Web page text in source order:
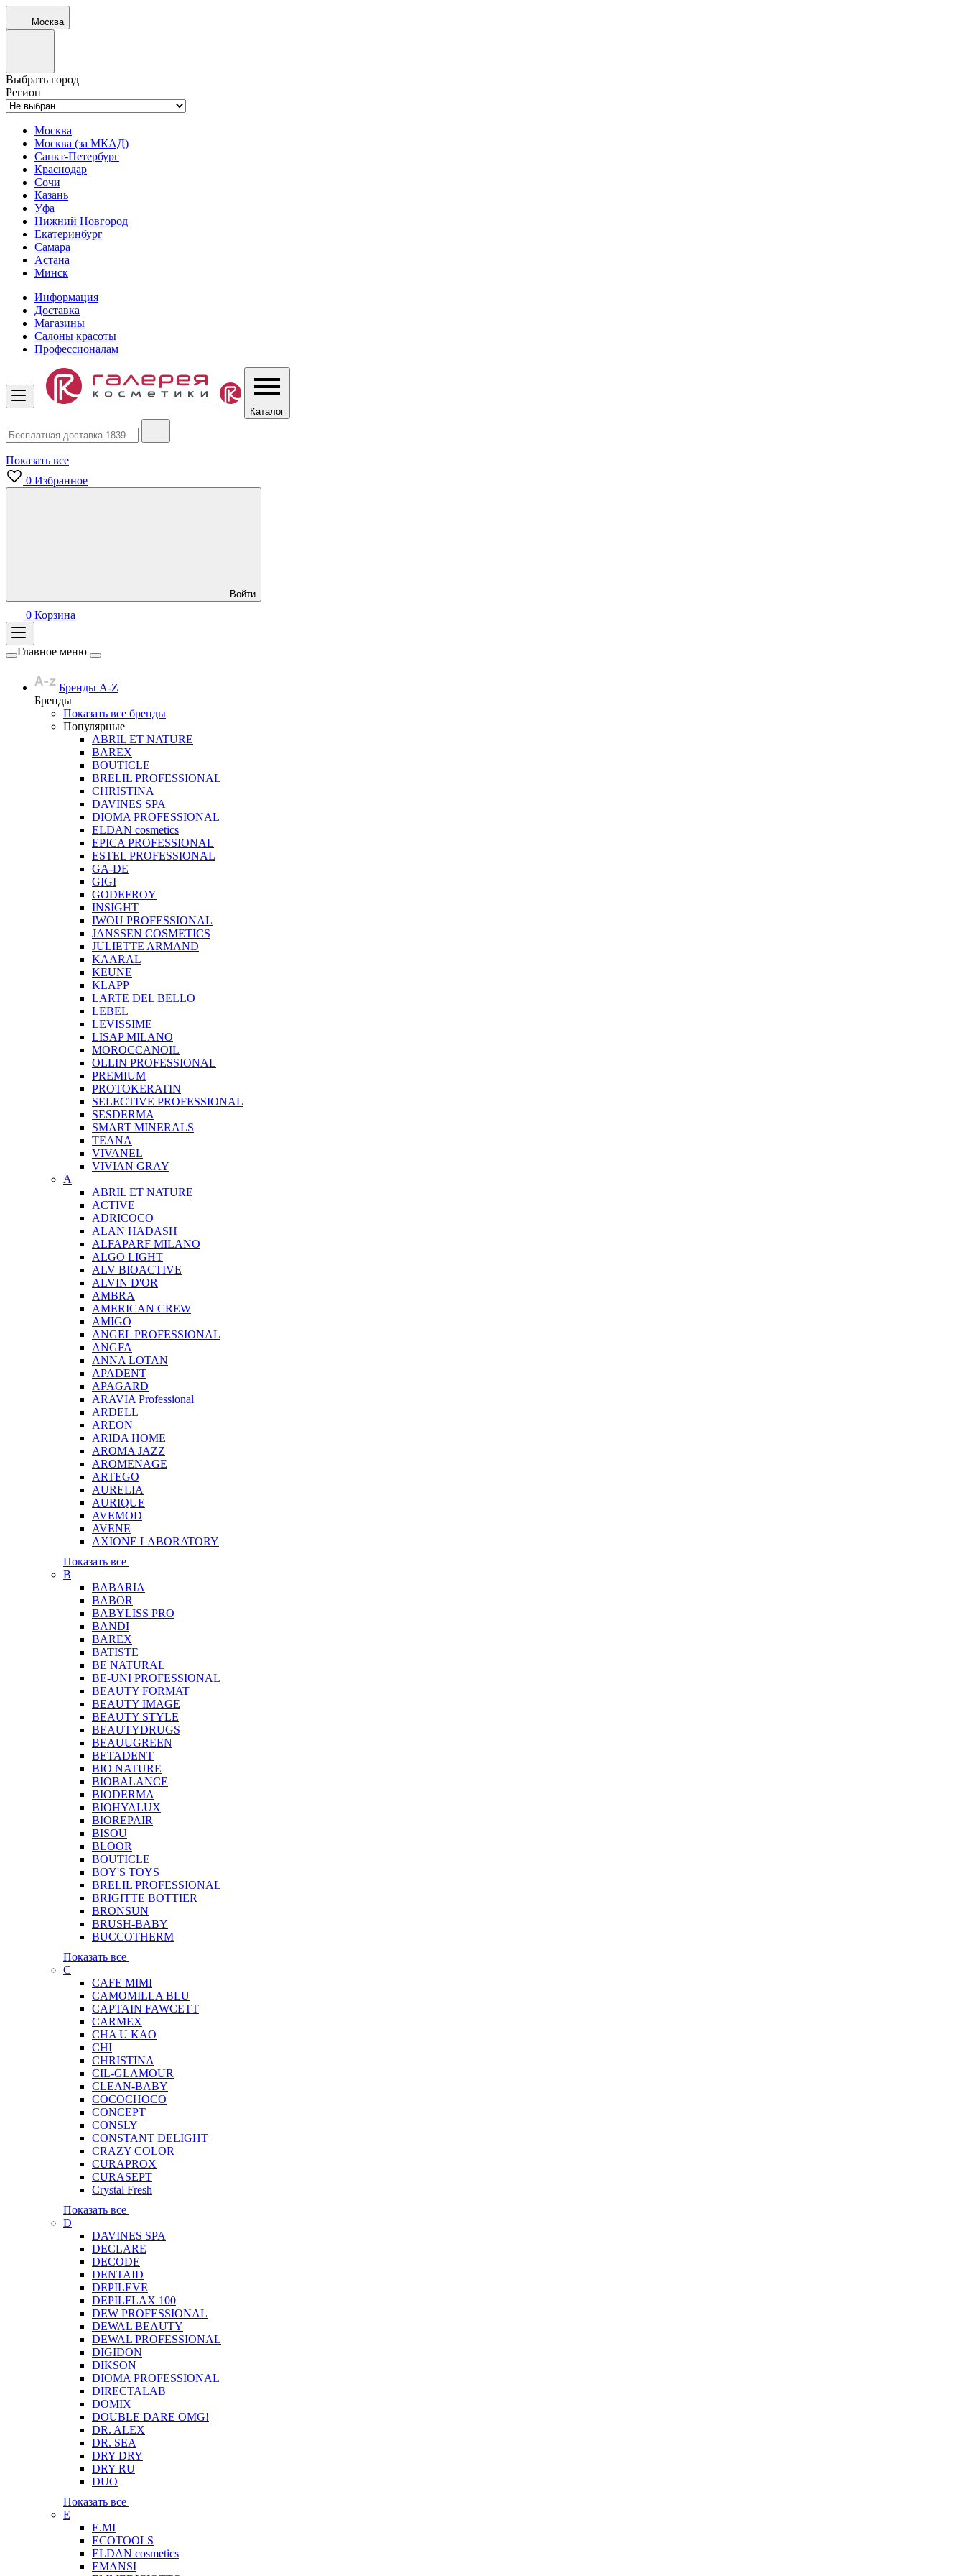
Москва
Выбрать город
Регион
Москва
Москва (за МКАД)
Санкт-Петербург
Краснодар
Сочи
Казань
Уфа
Нижний Новгород
Екатеринбург
Самара
Астана
Минск
Информация
Доставка
Магазины
Салоны красоты
Профессионалам
Каталог
Показать все
0 Избранное
Войти
0 Корзина
Главное меню
Бренды A-Z
Бренды
Показать все бренды
Популярные
ABRIL ET NATURE
BAREX
BOUTICLE
BRELIL PROFESSIONAL
CHRISTINA
DAVINES SPA
DIOMA PROFESSIONAL
ELDAN cosmetics
EPICA PROFESSIONAL
ESTEL PROFESSIONAL
GA-DE
GIGI
GODEFROY
INSIGHT
IWOU PROFESSIONAL
JANSSEN COSMETICS
JULIETTE ARMAND
KAARAL
KEUNE
KLAPP
LARTE DEL BELLO
LEBEL
LEVISSIME
LISAP MILANO
MOROCCANOIL
OLLIN PROFESSIONAL
PREMIUM
PROTOKERATIN
SELECTIVE PROFESSIONAL
SESDERMA
SMART MINERALS
TEANA
VIVANEL
VIVIAN GRAY
A
ABRIL ET NATURE
ACTIVE
ADRICOCO
ALAN HADASH
ALFAPARF MILANO
ALGO LIGHT
ALV BIOACTIVE
ALVIN D'OR
AMBRA
AMERICAN CREW
AMIGO
ANGEL PROFESSIONAL
ANGFA
ANNA LOTAN
APADENT
APAGARD
ARAVIA Professional
ARDELL
AREON
ARIDA HOME
AROMA JAZZ
AROMENAGE
ARTEGO
AURELIA
AURIQUE
AVEMOD
AVENE
AXIONE LABORATORY
Показать все
B
BABARIA
BABOR
BABYLISS PRO
BANDI
BAREX
BATISTE
BE NATURAL
BE-UNI PROFESSIONAL
BEAUTY FORMAT
BEAUTY IMAGE
BEAUTY STYLE
BEAUTYDRUGS
BEAUUGREEN
BETADENT
BIO NATURE
BIOBALANCE
BIODERMA
BIOHYALUX
BIOREPAIR
BISOU
BLOOR
BOUTICLE
BOY'S TOYS
BRELIL PROFESSIONAL
BRIGITTE BOTTIER
BRONSUN
BRUSH-BABY
BUCCOTHERM
Показать все
C
CAFE MIMI
CAMOMILLA BLU
CAPTAIN FAWCETT
CARMEX
CHA U KAO
CHI
CHRISTINA
CIL-GLAMOUR
CLEAN-BABY
COCOCHOCO
CONCEPT
CONSLY
CONSTANT DELIGHT
CRAZY COLOR
CURAPROX
CURASEPT
Crystal Fresh
Показать все
D
DAVINES SPA
DECLARE
DECODE
DENTAID
DEPILEVE
DEPILFLAX 100
DEW PROFESSIONAL
DEWAL BEAUTY
DEWAL PROFESSIONAL
DIGIDON
DIKSON
DIOMA PROFESSIONAL
DIRECTALAB
DOMIX
DOUBLE DARE OMG!
DR. ALEX
DR. SEA
DRY DRY
DRY RU
DUO
Показать все
E
E.MI
ECOTOOLS
ELDAN cosmetics
EMANSI